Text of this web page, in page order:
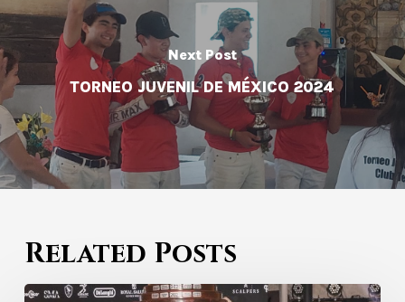
Next Post
TORNEO JUVENIL DE MÉXICO 2024
Related Posts